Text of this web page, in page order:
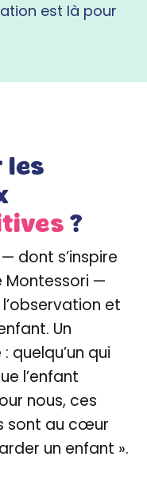
est là pour
les
?
dont s’inspire
—
et
Un
quelqu’un qui
l’enfant
nous, ces
sont au cœur
un enfant ».